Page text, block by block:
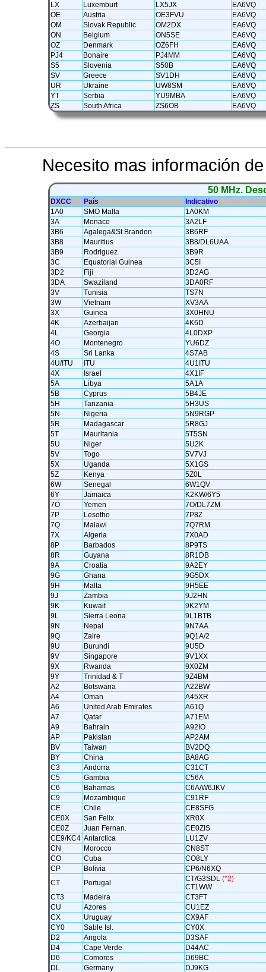
LX
Luxemburt LX5JX
EA6VQ
OE
Austria OE3FVU
EA6VQ
OM
Slovak Republic OM2DX
EA6VQ
ON
Belgium ON5SE
EA6VQ
OZ
Denmark OZ6FH
EA6VQ
PJ4
Bonaire PJ4MM
EA6VQ
S5
Slovenia S50B
EA6VQ
SV
Greece SV1DH
EA6VQ
UR
Ukraine UW8SM
EA6VQ
YT
Serbia YU9MBA
EA6VQ
ZS
South Africa ZS6OB EA6VQ
Necesito mas información
50 MHz.
DXCC País
Indicativo
1A0
SMO Malta
1A0KM
3A
Monaco
3A2LF
3B6
Agalega&St.Brandon
3B6RF
3B8
Mauritius
3B8/DL6UAA
3B9
Rodriguez
3B9R
3C
Equatorial Guinea
3C5I
3D2
Fiji
3D2AG
3DA
Swaziland
3DA0RF
3V
Tunisia
TS7N
3W
Vietnam
XV3AA
3X
Guinea
3X0HNU
4K
Azerbaijan
4K6D
4L
Georgia
4L0DXP
4O
Montenegro
YU6DZ
4S
Sri Lanka
4S7AB
4U/ITU
ITU
4U1ITU
4X
Israel
4X1IF
5A
Libya
5A1A
5B
Cyprus
5B4JE
5H
Tanzania
5H3US
5N
Nigeria
5N9RGP
5R
Madagascar
5R8GJ
5T
Mauritania
5T5SN
5U
Niger
5U2K
5V
Togo
5V7VJ
5X
Uganda
5X1GS
5Z
Kenya
5Z0L
6W
Senegal
6W1QV
6Y
Jamaica
K2KW/6Y5
7O
Yemen
7O/DL7ZM
7P
Lesotho
7P8Z
7Q
Malawi
7Q7RM
7X
Algeria
7X0AD
8P
Barbados
8P9TS
8R
Guyana
8R1DB
9A
Croatia
9A2EY
9G
Ghana
9G5DX
9H
Malta
9H5EE
9J
Zambia
9J2HN
9K
Kuwait
9K2YM
9L
Sierra Leona
9L1BTB
9N
Nepal
9N7AA
9Q
Zaire
9Q1A/2
9U
Burundi
9U5D
9V
Singapore
9V1XX
9X
Rwanda
9X0ZM
9Y
Trinidad & T
9Z4BM
A2
Botswana
A22BW
A4
Oman
A45XR
A6
United Arab Emirates
A61Q
A7
Qatar
A71EM
A9
Bahrain
A92IO
AP
Pakistan
AP2AM
BV
Taiwan
BV2DQ
BY
China
BA8AG
C3
Andorra
C31CT
C5
Gambia
C56A
C6
Bahamas
C6A/W6JKV
C9
Mozambique
C91RF
CE
Chile
CE8SFG
CE0X
San Felix
XR0X
CE0Z
Juan Fernan.
CE0ZIS
CE9/KC4 Antarctica
LU1ZV
CN
Morocco
CN8ST
CO
Cuba
CO8LY
CP
Bolivia
CP6/N6XQ
CT
Portugal CT/G3SDL(*2)
CT1WW
CT3
Madeira
CT3FT
CU
Azores
CU1EZ
CX
Uruguay
CX9AF
CY0
Sable Isl.
CY0X
D2
Angola
D3SAF
D4
Cape Verde
D44AC
D6
Comoros
D69BC
DL
Germany DJ9KG